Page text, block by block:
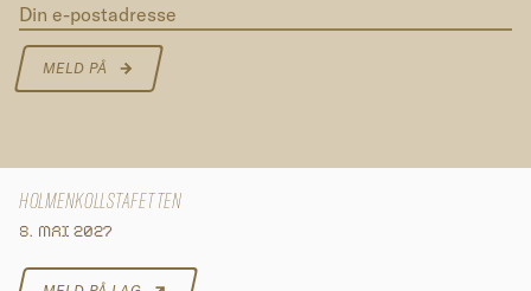
Din e-postadresse
MELD PÅ
HOLMENKOLLSTAFETTEN
8. MAI 2027